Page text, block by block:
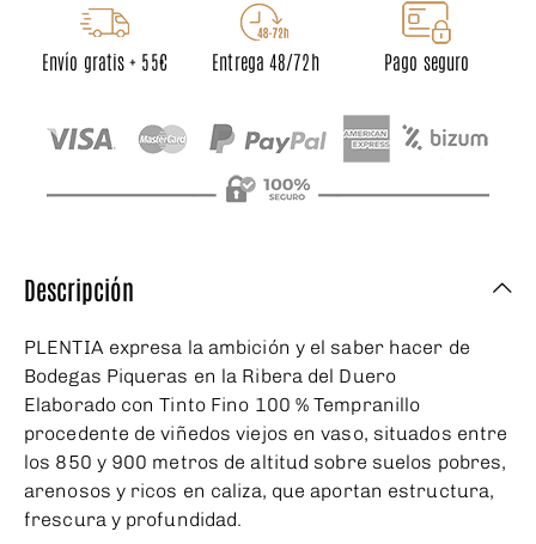
Envío gratis + 55€ Entrega 48/72h Pago seguro
Descripción
PLENTIA expresa la ambición y el saber hacer de
Bodegas Piqueras en la Ribera del Duero
Elaborado con Tinto Fino 100 % Tempranillo
procedente de viñedos viejos en vaso, situados entre
los 850 y 900 metros de altitud sobre suelos pobres,
arenosos y ricos en caliza, que aportan estructura,
frescura y profundidad.